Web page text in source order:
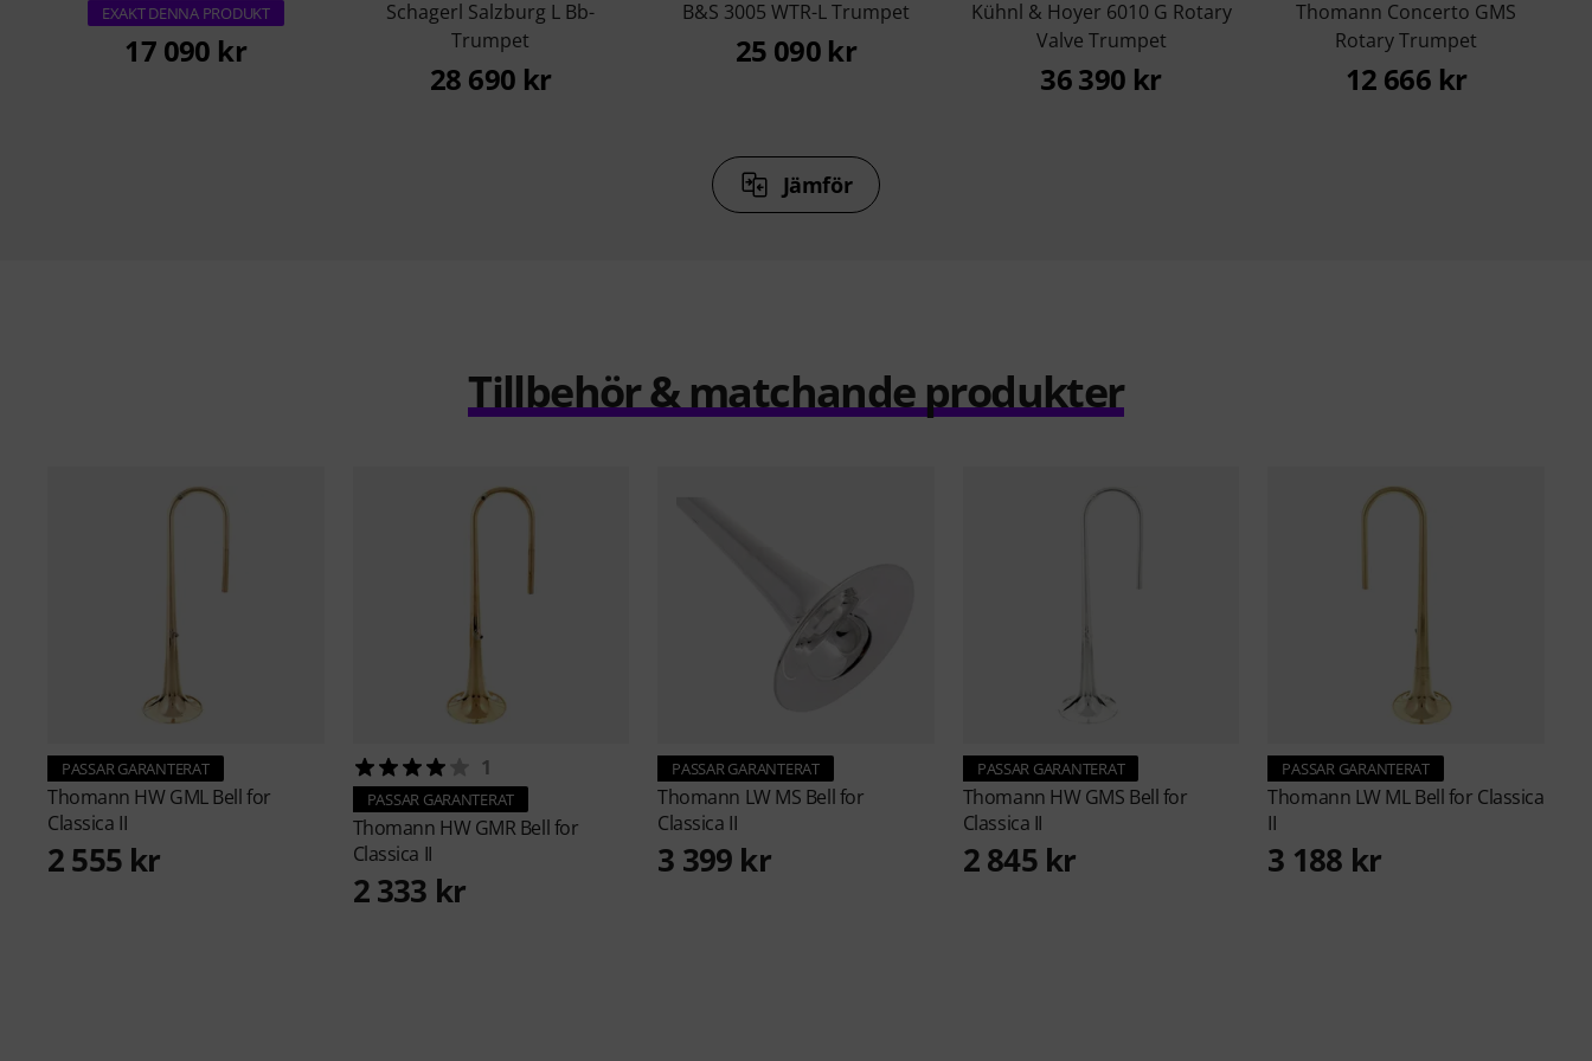
EXAKT DENNA PRODUKT
17 090 kr
Schagerl Salzburg L Bb-
Trumpet
28 690 kr
B&S 3005 WTR-L Trumpet
25 090 kr
Kühnl & Hoyer 6010 G Rotary
Valve Trumpet
36 390 kr
Thomann Concerto GMS
Rotary Trumpet
12 666 kr
Jämför
Tillbehör & matchande produkter
PASSAR GARANTERAT
Thomann HW GML Bell for
Classica II
2 555 kr
1
PASSAR GARANTERAT
Thomann HW GMR Bell for
Classica II
2 333 kr
PASSAR GARANTERAT
Thomann LW MS Bell for
Classica II
3 399 kr
PASSAR GARANTERAT
Thomann HW GMS Bell for
Classica II
2 845 kr
PASSAR GARANTERAT
Thomann LW ML Bell for Classica
II
3 188 kr